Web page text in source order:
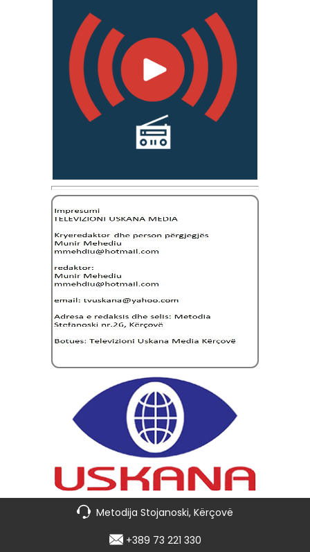
Metodija Stojanoski, Kërçovë
+389 73 221 330